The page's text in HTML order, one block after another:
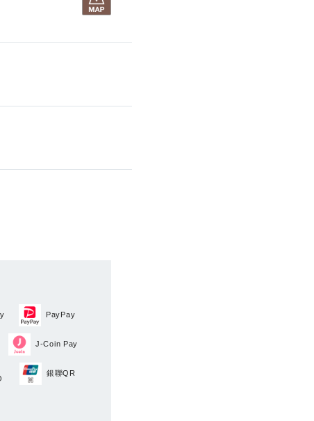
PayPay
J-Coin Pay
銀聯QR